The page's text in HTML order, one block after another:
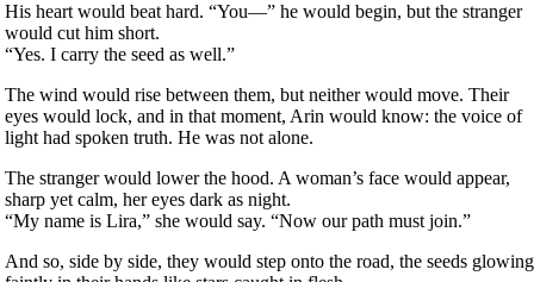
His heart would beat hard. “You—” he would begin, but the stranger
would cut him short.
“Yes. I carry the seed as well.”
The wind would rise between them, but neither would move. Their
eyes would lock, and in that moment, Arin would know: the voice of
light had spoken truth. He was not alone.
The stranger would lower the hood. A woman’s face would appear,
sharp yet calm, her eyes dark as night.
“My name is Lira,” she would say. “Now our path must join.”
And so, side by side, they would step onto the road, the seeds glowing